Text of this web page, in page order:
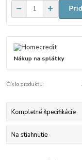
Nákup na splátky
Číslo produktu:
Kompletné špecifikácie
Na stiahnutie